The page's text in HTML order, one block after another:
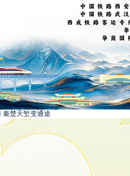
秦楚天堑变通途